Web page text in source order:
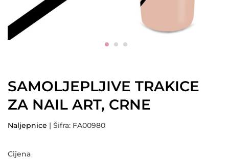
SAMOLJEPLJIVE TRAKICE
ZA NAIL ART, CRNE
Naljepnice | Šifra: FA00980
Cijena